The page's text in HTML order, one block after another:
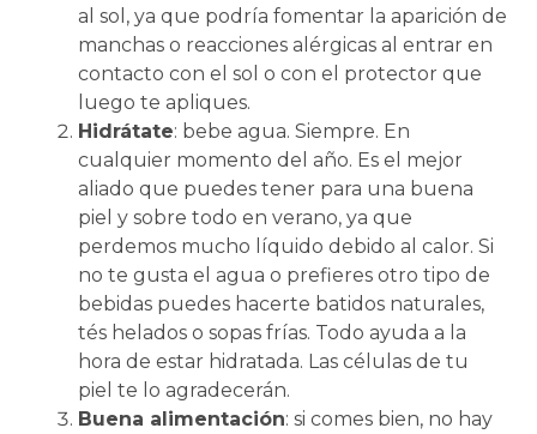
al sol, ya que podría fomentar la aparición de
manchas o reacciones alérgicas al entrar en
contacto con el sol o con el protector que
luego te apliques.
Hidrátate: bebe agua. Siempre. En
cualquier momento del año. Es el mejor
aliado que puedes tener para una buena
piel y sobre todo en verano, ya que
perdemos mucho líquido debido al calor. Si
no te gusta el agua o prefieres otro tipo de
bebidas puedes hacerte batidos naturales,
tés helados o sopas frías. Todo ayuda a la
hora de estar hidratada. Las células de tu
piel te lo agradecerán.
Buena alimentación: si comes bien, no hay